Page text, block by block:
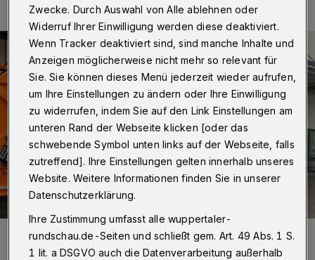
Ein Teil des ESW-HerbstlaubTeams.
Foto: ESW
Zwecke. Durch Auswahl von Alle ablehnen oder
Widerruf Ihrer Einwilligung werden diese deaktiviert.
Wenn Tracker deaktiviert sind, sind manche Inhalte und
Anzeigen möglicherweise nicht mehr so relevant für
Sie. Sie können dieses Menü jederzeit wieder aufrufen,
um Ihre Einstellungen zu ändern oder Ihre Einwilligung
zu widerrufen, indem Sie auf den Link Einstellungen am
unteren Rand der Webseite klicken [oder das
schwebende Symbol unten links auf der Webseite, falls
zutreffend]. Ihre Einstellungen gelten innerhalb unseres
Website. Weitere Informationen finden Sie in unserer
Datenschutzerklärung.
Ihre Zustimmung umfasst alle wuppertaler-
rundschau.de-Seiten und schließt gem. Art. 49 Abs. 1 S.
1 lit. a DSGVO auch die Datenverarbeitung außerhalb